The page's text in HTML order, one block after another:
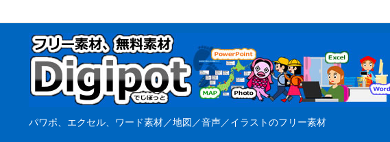
パワポ、エクセル、ワード素材／地図／音声／イラストのフリー素材